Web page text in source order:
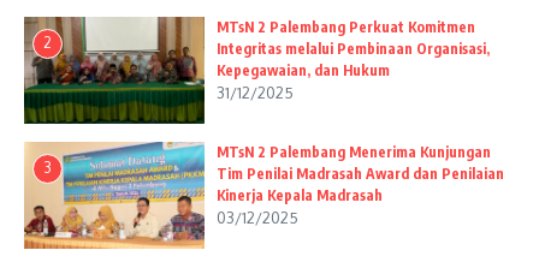
2
MTsN 2 Palembang Perkuat Komitmen
Integritas melalui Pembinaan Organisasi,
Kepegawaian, dan Hukum
31/12/2025
3
MTsN 2 Palembang Menerima Kunjungan
Tim Penilai Madrasah Award dan Penilaian
Kinerja Kepala Madrasah
03/12/2025